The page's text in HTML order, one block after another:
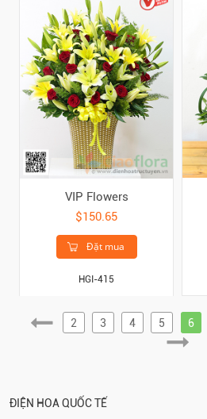
VIP Flowers
$150.65
Đặt mua
HGI-415
2 3 4 5 6
ĐIỆN HOA QUỐC TẾ